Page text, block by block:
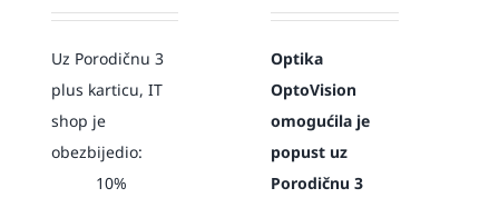
Uz Porodičnu 3
plus karticu, IT
shop je
obezbijedio:
10%
Optika
OptoVision
omogućila je
popust uz
Porodičnu 3